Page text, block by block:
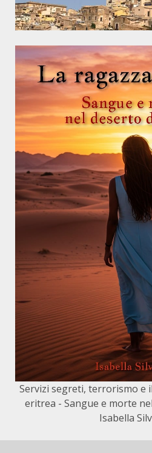
Servizi segreti, terrorismo e
eritrea - Sangue e morte
Isabella